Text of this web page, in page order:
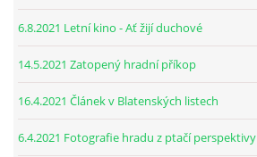
6.8.2021 Letní kino - Ať žijí duchové
14.5.2021 Zatopený hradní příkop
16.4.2021 Článek v Blatenských listech
6.4.2021 Fotografie hradu z ptačí perspektivy